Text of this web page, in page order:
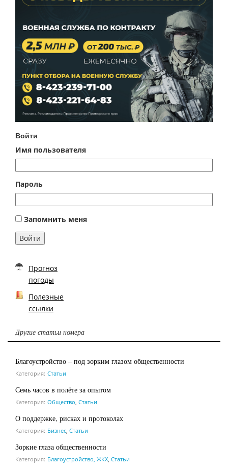
Войти
Имя пользователя
Пароль
Запомнить меня
Войти
Прогноз
погоды
Полезные
ссылки
Другие статьи номера
Благоустройство – под зорким глазом общественности
Категория: Статьи
Семь часов в полёте за опытом
Категория: Общество, Статьи
О поддержке, рисках и протоколах
Категория: Бизнес, Статьи
Зоркие глаза общественности
Категория: Благоустройство, ЖКХ, Статьи